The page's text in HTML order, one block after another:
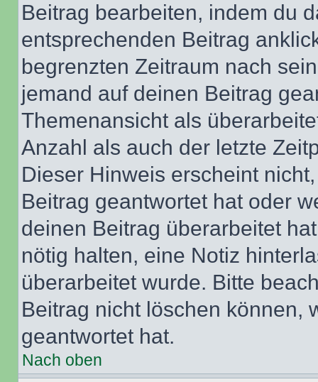
Beitrag bearbeiten, indem du
entsprechenden Beitrag
begrenzten Zeitraum nach
jemand auf deinen Beitrag
Themenansicht als
Anzahl als auch der letzte
Dieser Hinweis erscheint
Beitrag geantwortet hat oder
deinen Beitrag überarbeitet
nötig halten, eine Notiz
überarbeitet wurde. Bitte
Beitrag nicht löschen können,
geantwortet hat.
Nach oben